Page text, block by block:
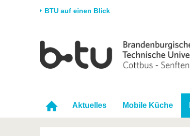
BTU auf einen Blick
Universität
Karriere & Engagement
Partnerschaften &
Strukturwandel
Forschung
Förderung
Wissenschaftlicher
Nachwuchs
Aktuelles Mobile Küche